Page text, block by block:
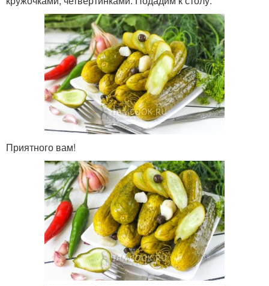
Приятного вам!